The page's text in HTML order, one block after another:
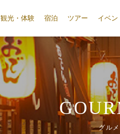
観光・体験 宿泊 ツアー イベン
グルメ